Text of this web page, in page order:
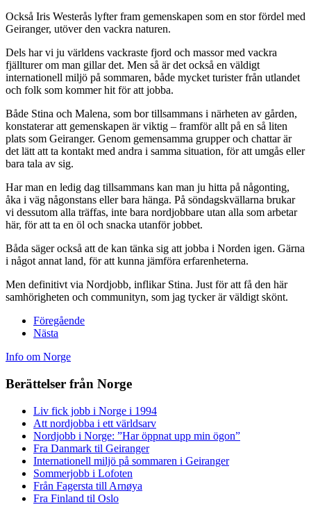
Också Iris Westerås lyfter fram gemenskapen som en stor fördel med
Geiranger, utöver den vackra naturen.
Dels har vi ju världens vackraste fjord och massor med vackra
fjällturer om man gillar det. Men så är det också en väldigt
internationell miljö på sommaren, både mycket turister från utlandet
och folk som kommer hit för att jobba.
Både Stina och Malena, som bor tillsammans i närheten av gården,
konstaterar att gemenskapen är viktig – framför allt på en så liten
plats som Geiranger. Genom gemensamma grupper och chattar är
det lätt att ta kontakt med andra i samma situation, för att umgås eller
bara tala av sig.
Har man en ledig dag tillsammans kan man ju hitta på någonting,
åka i väg någonstans eller bara hänga. På söndagskvällarna brukar
vi dessutom alla träffas, inte bara nordjobbare utan alla som arbetar
här, för att ta en öl och snacka utanför jobbet.
Båda säger också att de kan tänka sig att jobba i Norden igen. Gärna
i något annat land, för att kunna jämföra erfarenheterna.
Men definitivt via Nordjobb, inflikar Stina. Just för att få den här
samhörigheten och communityn, som jag tycker är väldigt skönt.
Föregående
Nästa
Info om Norge
Berättelser från Norge
Liv fick jobb i Norge i 1994
Att nordjobba i ett världsarv
Nordjobb i Norge: ”Har öppnat upp min ögon”
Fra Danmark til Geiranger
Internationell miljö på sommaren i Geiranger
Sommerjobb i Lofoten
Från Fagersta till Arnøya
Fra Finland til Oslo